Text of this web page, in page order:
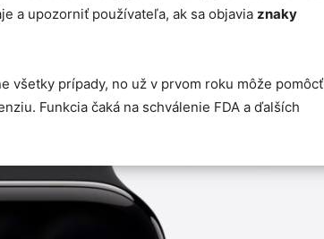
a upozorniť používateľa, ak sa objavia znaky
všetky prípady, no už v prvom roku môže pomôcť
Funkcia čaká na schválenie FDA a ďalších